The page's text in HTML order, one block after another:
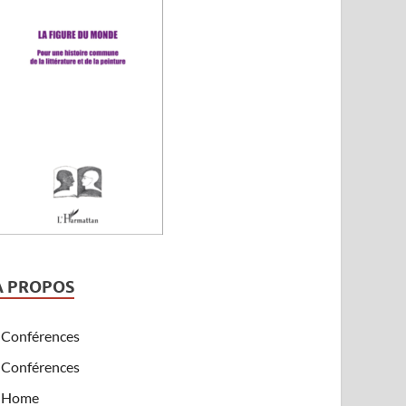
PROPOS
Conférences
Conférences
Home